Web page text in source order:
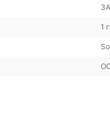
1